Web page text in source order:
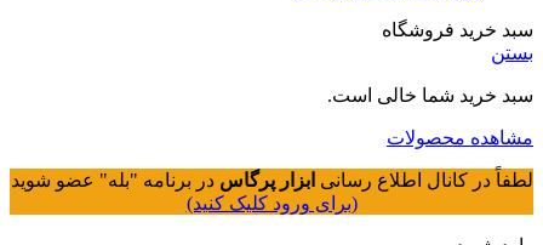
سبد خرید فروشگاه
بستن
سبد خرید شما خالی است.
مشاهده محصولات
لطفاً در کانال اطلاع رسانی ابزار پرگاس در برنامه "بله" عضو شوید
(برای ورود کلیک کنید)